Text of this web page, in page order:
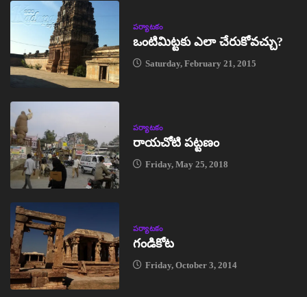
పర్యాటకం
ఒంటిమిట్టకు ఎలా చేరుకోవచ్చు?
Saturday, February 21, 2015
పర్యాటకం
రాయచోటి పట్టణం
Friday, May 25, 2018
పర్యాటకం
గండికోట
Friday, October 3, 2014